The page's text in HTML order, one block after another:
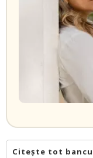
Citește tot